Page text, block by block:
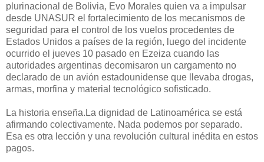
plurinacional de Bolivia, Evo Morales quien va a impulsar
desde UNASUR el fortalecimiento de los mecanismos de
seguridad para el control de los vuelos procedentes de
Estados Unidos a países de la región, luego del incidente
ocurrido el jueves 10 pasado en Ezeiza cuando las
autoridades argentinas decomisaron un cargamento no
declarado de un avión estadounidense que llevaba drogas,
armas, morfina y material tecnológico sofisticado.
La historia enseña.La dignidad de Latinoamérica se está
afirmando colectivamente. Nada podemos por separado.
Esa es otra lección y una revolución cultural inédita en estos
pagos.